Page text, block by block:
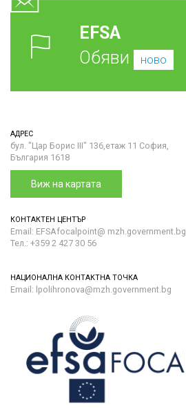
EFSA
Обяви
ново
АДРЕС
бул. "Цар Борис III" 136,етаж 11 София,
България 1618
Виж на картата
КОНТАКТЕН ЦЕНТЪР
Email: EFSAfocalpoint@ mzh.government.bg
Тел.: +359 2 427 30 56
НАЦИОНАЛНА КОНТАКТНА ТОЧКА
Email: lpolihronova@mzh.government.bg